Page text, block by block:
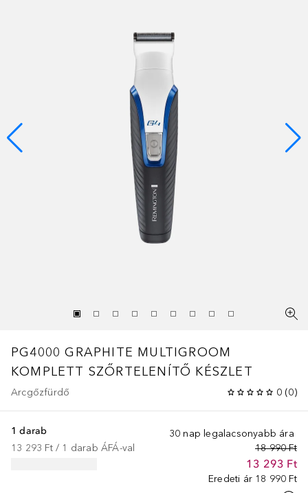
PG4000 GRAPHITE MULTIGROOM
KOMPLETT SZŐRTELENÍTŐ KÉSZLET
Arcgőzfürdő 0 (0)
30 nap legalacsonyabb ára
18 990 Ft
13 293 Ft
Eredeti ár 18 990 Ft
1 darab
13 293 Ft / 1 darab ÁFÁ-val